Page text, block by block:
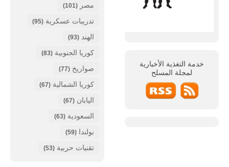
خدمة التغذية الأخبارية
لمجلة المسلح
مصر (101)
تدريبات عسكرية (95)
الهند (93)
كوريا الجنوبية (83)
صواريخ (77)
كوريا الشمالية (67)
اليابان (67)
السعودية (63)
بولندا (59)
تقنيات حربية (53)